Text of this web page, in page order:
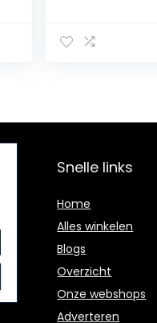
Zwemmen
Drijfjack
Snelle links
Home
Alles winkelen
Blogs
Overzicht
Onze webshops
Adverteren